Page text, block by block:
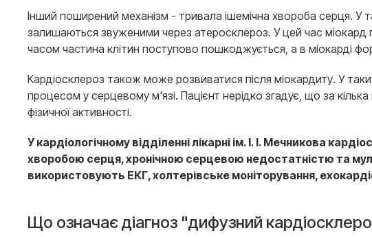
Інший поширений механізм - тривала ішемічна хвороба серця. У
залишаються звуженими через атеросклероз. У цей час
часом частина клітин поступово пошкоджується, а в міокарді
Кардіосклероз також може розвиватися після міокардиту. У
процесом у серцевому м'язі. Пацієнт нерідко згадує, що за кілька
фізичної активності.
У кардіологічному відділенні лікарні ім. І. І. Мечникова
хворобою серця, хронічною серцевою недостатністю та
використовують ЕКГ, холтерівське моніторування,
Що означає діагноз "дифузний